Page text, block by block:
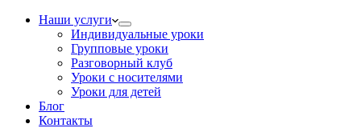
Наши услуги
Индивидуальные уроки
Групповые уроки
Разговорный клуб
Уроки с носителями
Уроки для детей
Блог
Контакты